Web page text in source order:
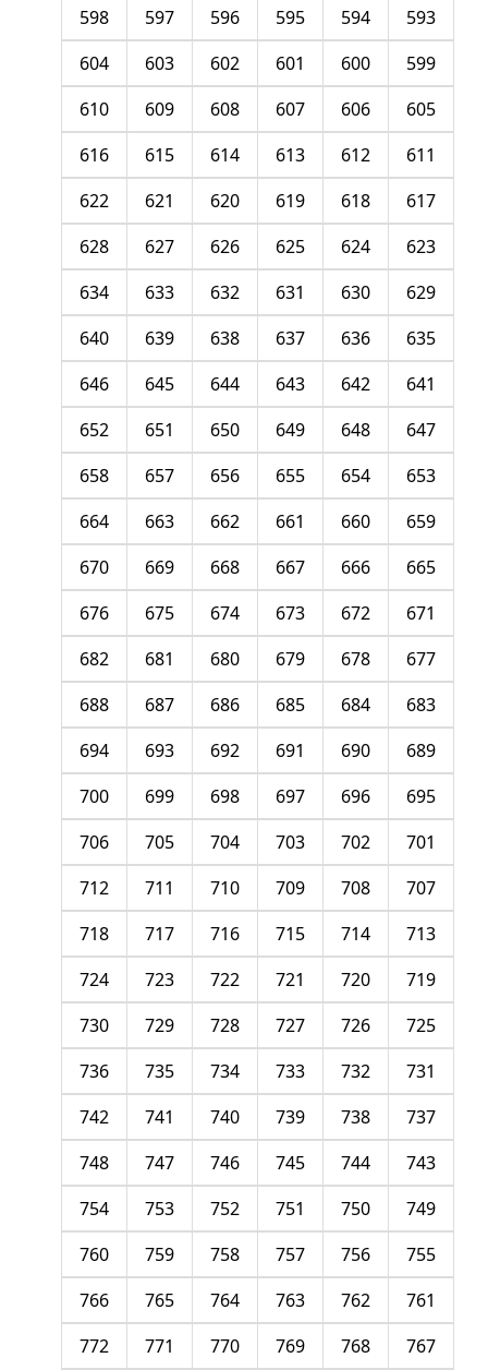
593
594
595
596
597
598
599
600
601
602
603
604
605
606
607
608
609
610
611
612
613
614
615
616
617
618
619
620
621
622
623
624
625
626
627
628
629
630
631
632
633
634
635
636
637
638
639
640
641
642
643
644
645
646
647
648
649
650
651
652
653
654
655
656
657
658
659
660
661
662
663
664
665
666
667
668
669
670
671
672
673
674
675
676
677
678
679
680
681
682
683
684
685
686
687
688
689
690
691
692
693
694
695
696
697
698
699
700
701
702
703
704
705
706
707
708
709
710
711
712
713
714
715
716
717
718
719
720
721
722
723
724
725
726
727
728
729
730
731
732
733
734
735
736
737
738
739
740
741
742
743
744
745
746
747
748
749
750
751
752
753
754
755
756
757
758
759
760
761
762
763
764
765
766
767
768
769
770
771
772